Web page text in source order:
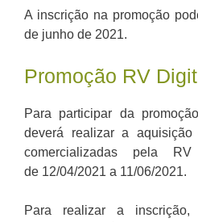
A inscrição na promoção
de junho de 2021.
Promoção RV
Para participar da
deverá realizar a aquisição
comercializadas pela
de 12/04/2021 a 11/06/2021.
Para realizar a inscrição,